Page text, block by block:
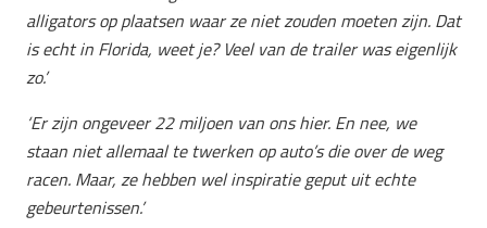
alligators op plaatsen waar ze niet zouden moeten zijn. Dat
is echt in Florida, weet je? Veel van de trailer was eigenlijk
zo.’
‘Er zijn ongeveer 22 miljoen van ons hier. En nee, we
staan niet allemaal te twerken op auto’s die over de weg
racen. Maar, ze hebben wel inspiratie geput uit echte
gebeurtenissen.’